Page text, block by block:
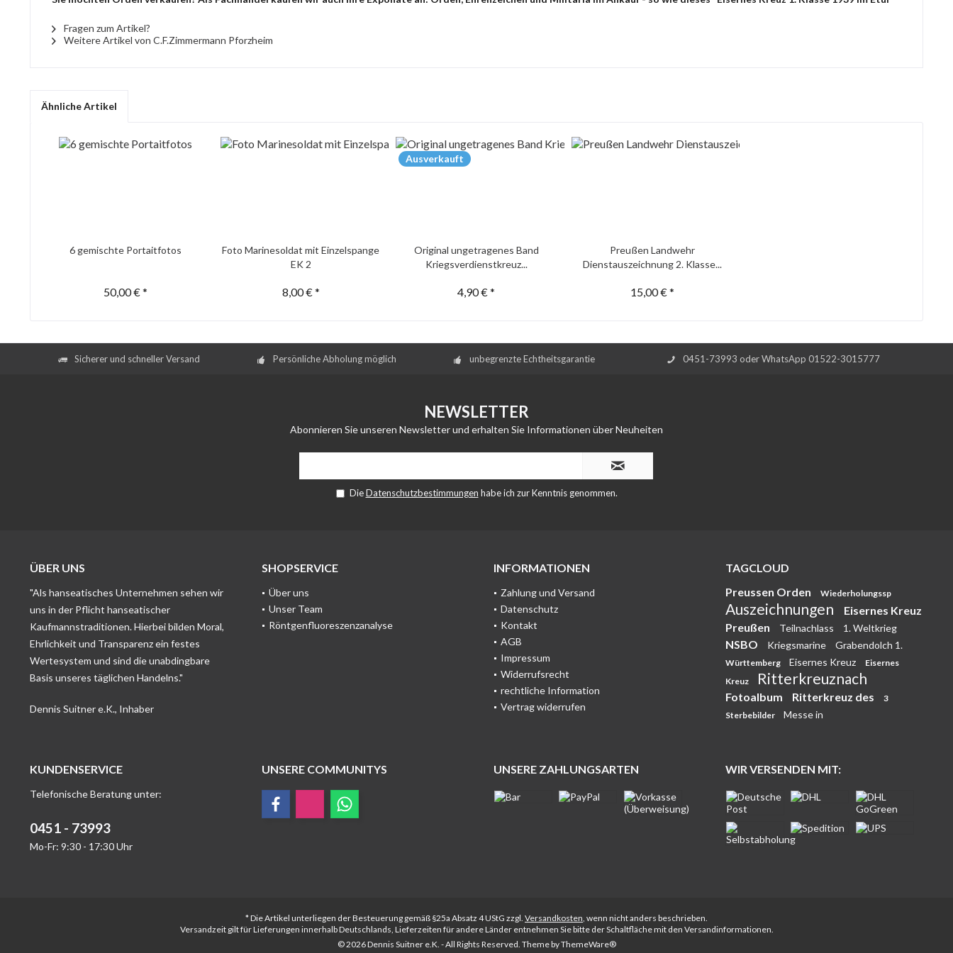
Fragen zum Artikel?
Weitere Artikel von C.F.Zimmermann Pforzheim
Ähnliche Artikel
6 gemischte Portaitfotos
50,00 € *
Foto Marinesoldat mit Einzelspange
EK 2
8,00 € *
Ausverkauft
Original ungetragenes Band
Kriegsverdienstkreuz...
4,90 € *
Preußen Landwehr
Dienstauszeichnung 2. Klasse...
15,00 € *
Sicherer und schneller Versand Persönliche Abholung möglich unbegrenzte Echtheitsgarantie 0451-73993 oder WhatsApp 01522-3015777
NEWSLETTER
Abonnieren Sie unseren Newsletter und erhalten Sie Informationen über Neuheiten
DieDatenschutzbestimmungen habe ich zur Kenntnis genommen.
ÜBER UNS
"Als hanseatisches Unternehmen sehen wir
uns in der Pflicht hanseatischer
Kaufmannstraditionen. Hierbei bilden Moral,
Ehrlichkeit und Transparenz ein festes
Wertesystem und sind die unabdingbare
Basis unseres täglichen Handelns."
Dennis Suitner e.K., Inhaber
SHOPSERVICE
Über uns
Unser Team
Röntgenfluoreszenzanalyse
INFORMATIONEN
Zahlung und Versand
Datenschutz
Kontakt
AGB
Impressum
Widerrufsrecht
rechtliche Information
Vertrag widerrufen
TAGCLOUD
Preussen Orden
Wiederholungssp
Auszeichnungen
Eisernes Kreuz
Preußen
Teilnachlass 1. Weltkrieg
NSBO Kriegsmarine Grabendolch 1.
Württemberg Eisernes Kreuz
Eisernes
Kreuz
Ritterkreuznach
Fotoalbum Ritterkreuz des
3
Sterbebilder
Messe in
KUNDENSERVICE
Telefonische Beratung unter:
0451 - 73993
Mo-Fr: 9:30 - 17:30 Uhr
UNSERE COMMUNITYS UNSERE ZAHLUNGSARTEN WIR VERSENDEN MIT:
* Die Artikel unterliegen der Besteuerung gemäß §25a Absatz 4 UStG zzgl. Versandkosten, wenn nicht anders beschrieben.
Versandzeit gilt für Lieferungen innerhalb Deutschlands, Lieferzeiten für andere Länder entnehmen Sie bitte der Schaltfläche mit den Versandinformationen.
© 2026 Dennis Suitner e.K. - All Rights Reserved. Theme byThemeWare®